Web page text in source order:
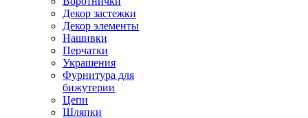
Декор застежки
Декор элементы
Нашивки
Перчатки
Украшения
Фурнитура для
бижутерии
Цепи
Шляпки